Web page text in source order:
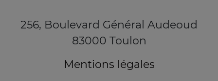
256, Boulevard Général Audeoud
83000 Toulon
Mentions légales